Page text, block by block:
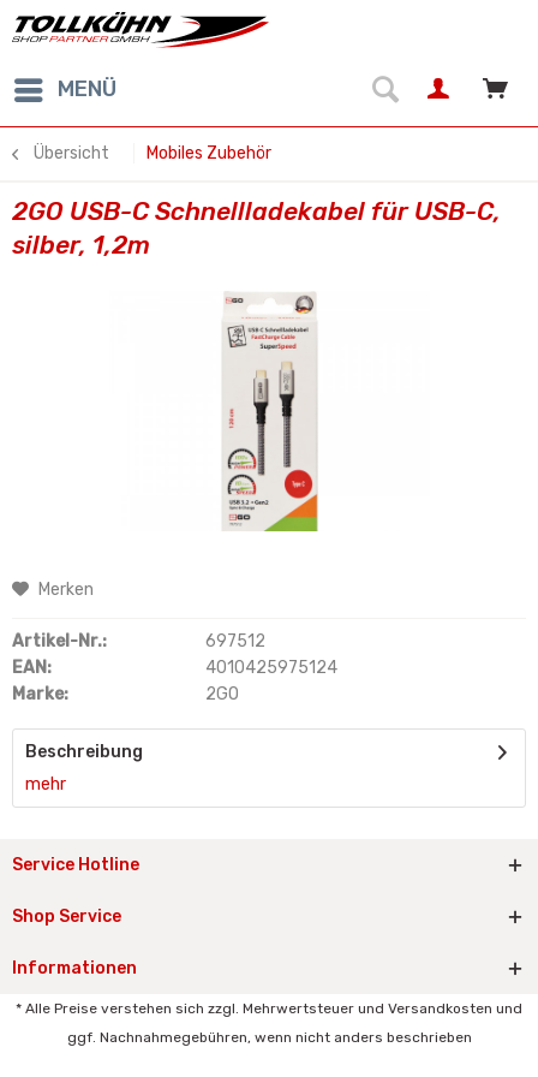
MENÜ
Übersicht Mobiles Zubehör
2GO USB-C Schnellladekabel für USB-C,
silber, 1,2m
Merken
Artikel-Nr.:
697512
EAN:
4010425975124
Marke:
2GO
Beschreibung
mehr
Service Hotline
Shop Service
Informationen
* Alle Preise verstehen sich zzgl. Mehrwertsteuer und Versandkosten und
ggf. Nachnahmegebühren, wenn nicht anders beschrieben